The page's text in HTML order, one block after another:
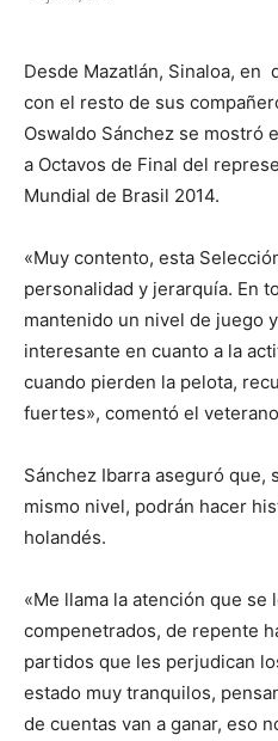
Desde Mazatlán, Sinaloa, en
con el resto de sus
Oswaldo Sánchez se mostró
a Octavos de Final del
Mundial de Brasil 2014.
«Muy contento, esta
personalidad y jerarquía. En
mantenido un nivel de juego
interesante en cuanto a la
cuando pierden la pelota,
fuertes», comentó el
Sánchez Ibarra aseguró que,
mismo nivel, podrán hacer
holandés.
«Me llama la atención que
compenetrados, de repente
partidos que les perjudican
estado muy tranquilos,
de cuentas van a ganar, eso